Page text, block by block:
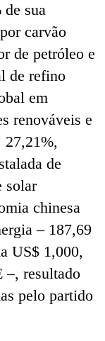
de sua
carvão
de petróleo e
de refino
em
renováveis e
27,21%,
de
solar
chinesa
– 187,69
US$ 1,000,
–, resultado
pelo partido